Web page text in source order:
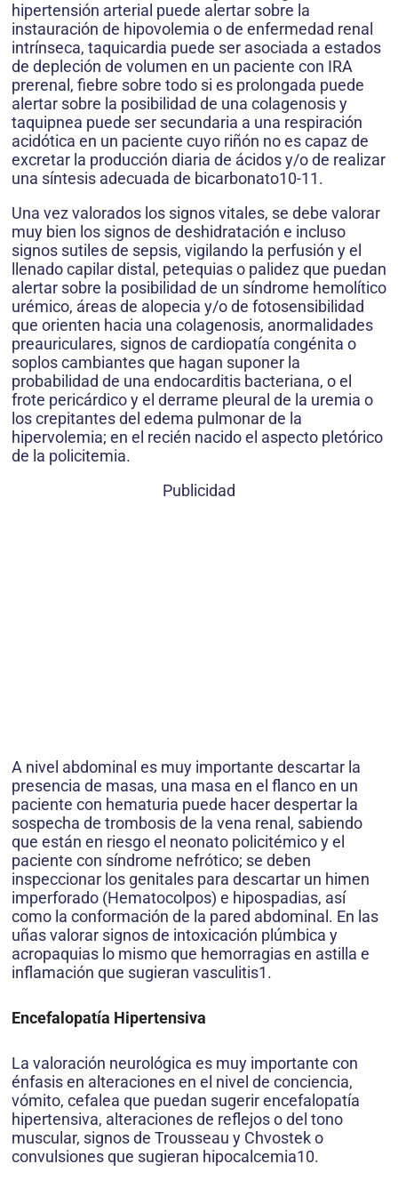
hipertensión arterial puede alertar sobre la
instauración de hipovolemia o de enfermedad renal
intrínseca, taquicardia puede ser asociada a estados
de depleción de volumen en un paciente con IRA
prerenal, fiebre sobre todo si es prolongada puede
alertar sobre la posibilidad de una colagenosis y
taquipnea puede ser secundaria a una respiración
acidótica en un paciente cuyo riñón no es capaz de
excretar la producción diaria de ácidos y/o de realizar
una síntesis adecuada de bicarbonato10-11.
Una vez valorados los signos vitales, se debe valorar
muy bien los signos de deshidratación e incluso
signos sutiles de sepsis, vigilando la perfusión y el
llenado capilar distal, petequias o palidez que puedan
alertar sobre la posibilidad de un síndrome hemolítico
urémico, áreas de alopecia y/o de fotosensibilidad
que orienten hacia una colagenosis, anormalidades
preauriculares, signos de cardiopatía congénita o
soplos cambiantes que hagan suponer la
probabilidad de una endocarditis bacteriana, o el
frote pericárdico y el derrame pleural de la uremia o
los crepitantes del edema pulmonar de la
hipervolemia; en el recién nacido el aspecto pletórico
de la policitemia.
Publicidad
A nivel abdominal es muy importante descartar la
presencia de masas, una masa en el flanco en un
paciente con hematuria puede hacer despertar la
sospecha de trombosis de la vena renal, sabiendo
que están en riesgo el neonato policitémico y el
paciente con síndrome nefrótico; se deben
inspeccionar los genitales para descartar un himen
imperforado (Hematocolpos) e hipospadias, así
como la conformación de la pared abdominal. En las
uñas valorar signos de intoxicación plúmbica y
acropaquias lo mismo que hemorragias en astilla e
inflamación que sugieran vasculitis1.
Encefalopatía Hipertensiva
La valoración neurológica es muy importante con
énfasis en alteraciones en el nivel de conciencia,
vómito, cefalea que puedan sugerir encefalopatía
hipertensiva, alteraciones de reflejos o del tono
muscular, signos de Trousseau y Chvostek o
convulsiones que sugieran hipocalcemia10.